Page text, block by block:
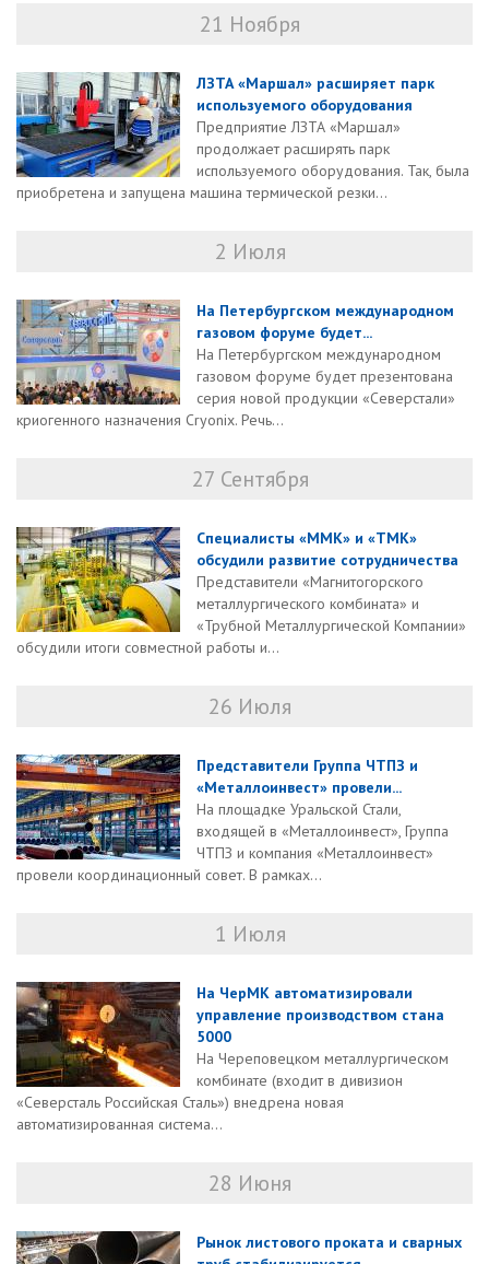
21 Ноября
ЛЗТА «Маршал» расширяет парк
используемого оборудования
Предприятие ЛЗТА «Маршал»
продолжает расширять парк
используемого оборудования. Так, была
приобретена и запущена машина термической резки...
2 Июля
На Петербургском международном
газовом форуме будет...
На Петербургском международном
газовом форуме будет презентована
серия новой продукции «Северстали»
криогенного назначения Cryonix. Речь...
27 Сентября
Специалисты «ММК» и «ТМК»
обсудили развитие сотрудничества
Представители «Магнитогорского
металлургического комбината» и
«Трубной Металлургической Компании»
обсудили итоги совместной работы и...
26 Июля
Представители Группа ЧТПЗ и
«Металлоинвест» провели...
На площадке Уральской Стали,
входящей в «Металлоинвест», Группа
ЧТПЗ и компания «Металлоинвест»
провели координационный совет. В рамках...
1 Июля
На ЧерМК автоматизировали
управление производством стана
5000
На Череповецком металлургическом
комбинате (входит в дивизион
«Северсталь Российская Сталь») внедрена новая
автоматизированная система...
28 Июня
Рынок листового проката и сварных